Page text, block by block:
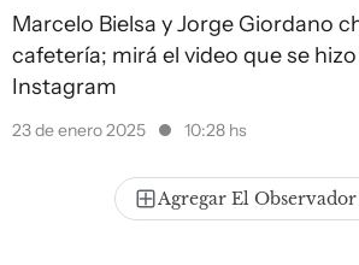
Marcelo Bielsa y Jorge Giordano
cafetería; mirá el video que se
Instagram
23 de enero 2025 10:28 hs
Agregar El